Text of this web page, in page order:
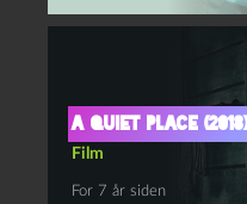
A Quiet Place (2018)
Film
For 7 år siden